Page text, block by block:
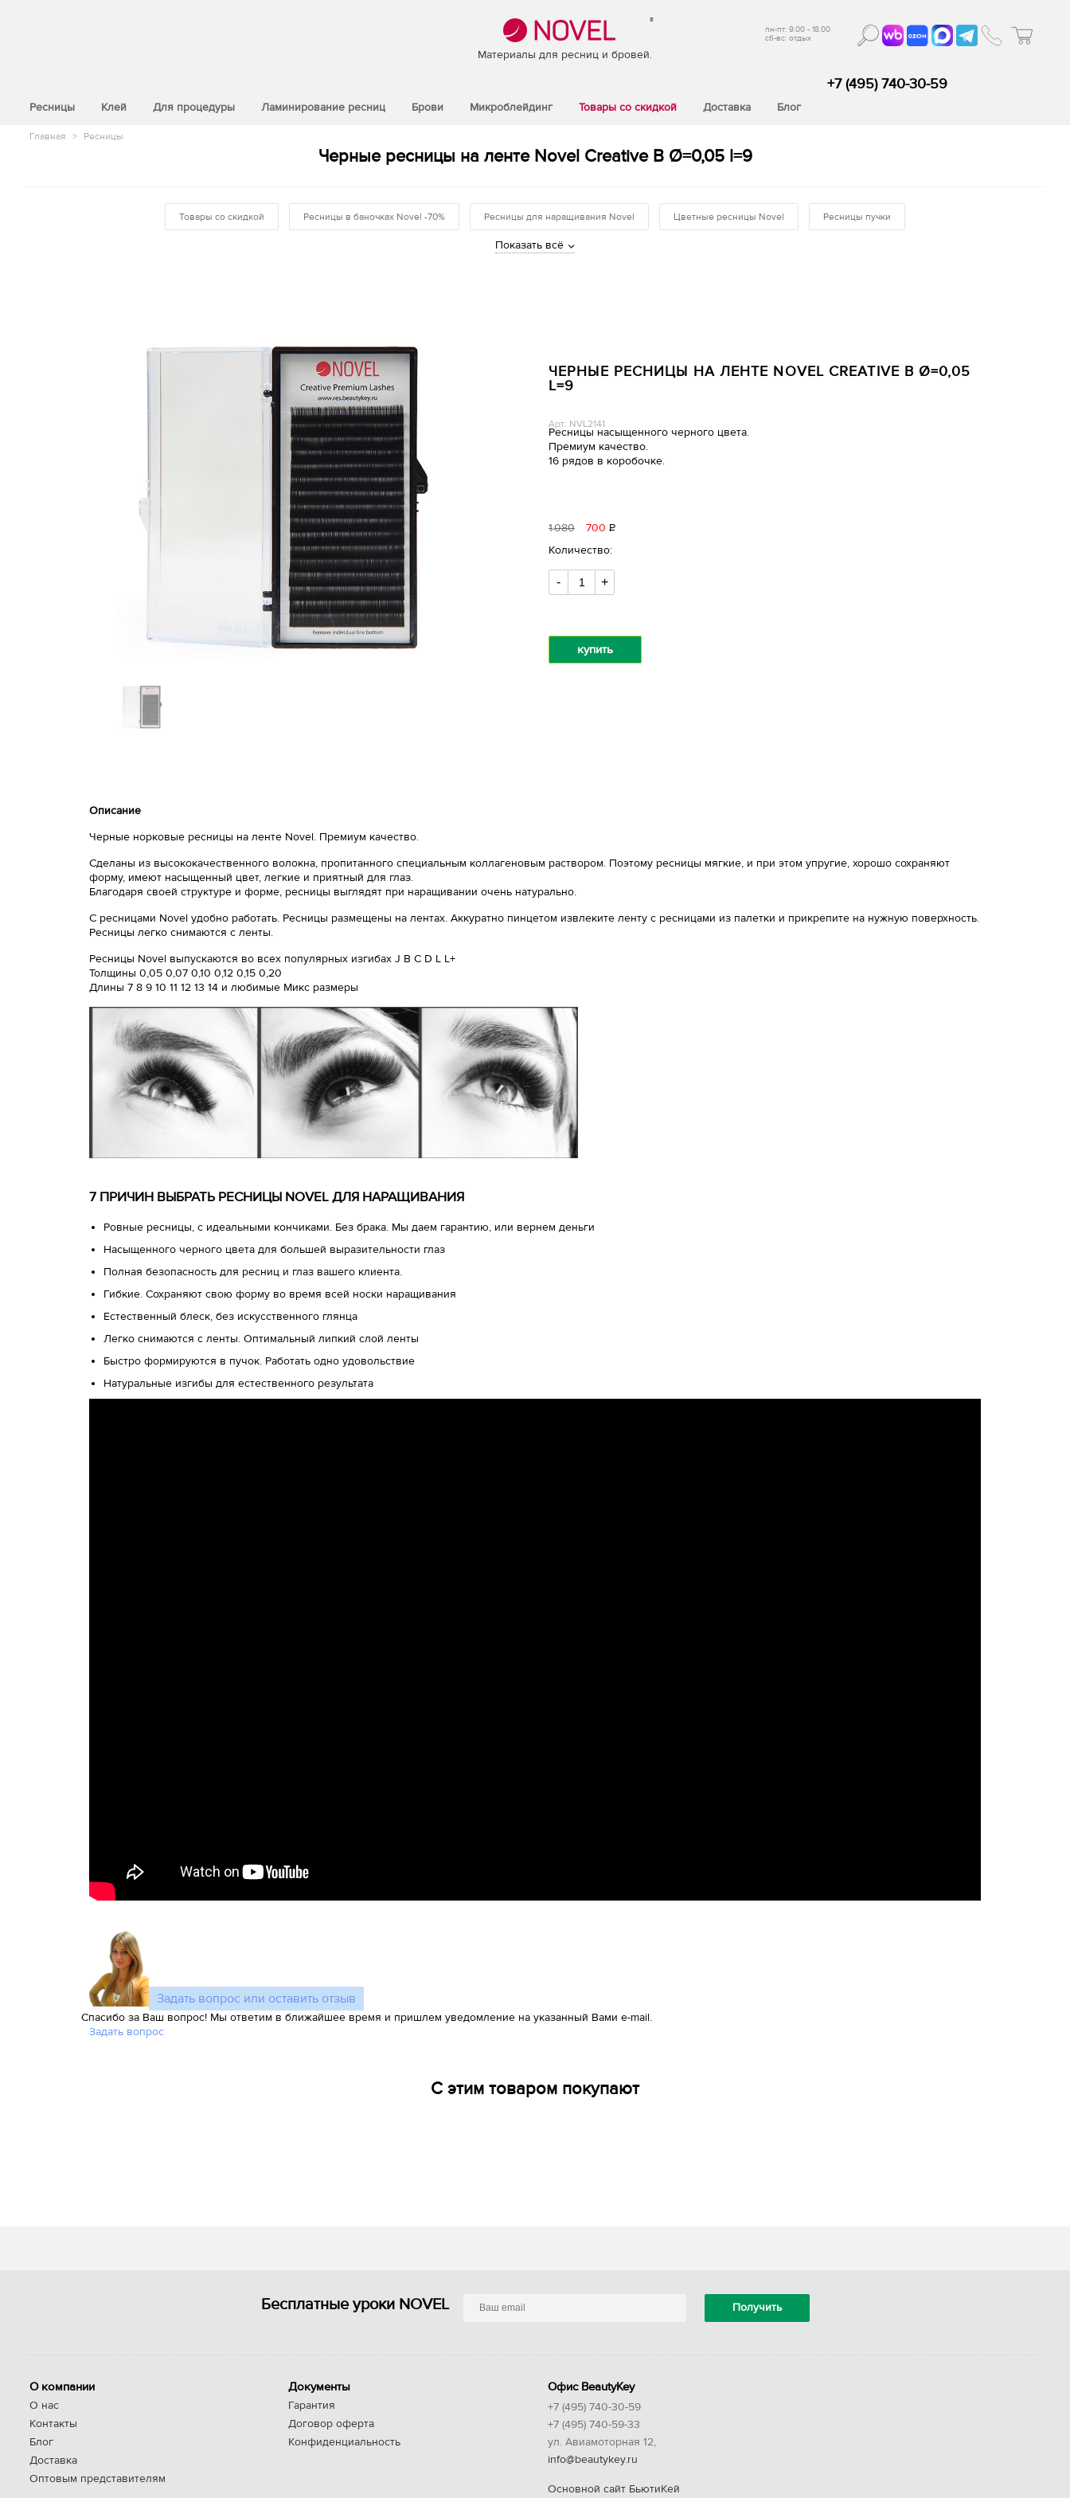
®
Материалы для ресниц и бровей.
пн-пт: 9.00 - 18.00
сб-вс: отдых
Ресницы Клей Для процедуры Ламинирование ресниц Брови Микроблейдинг Товары со скидкой Доставка Блог
+7 (495) 740-30-59
Главная > Ресницы
Черные ресницы на ленте Novel Creative B Ø=0,05 l=9
Товары со скидкой Ресницы в баночках Novel -70% Ресницы для наращивания Novel Цветные ресницы Novel Ресницы пучки
Показать всё
ЧЕРНЫЕ РЕСНИЦЫ НА ЛЕНТЕ NOVEL CREATIVE B Ø=0,05
L=9
Арт: NVL2141
Ресницы насыщенного черного цвета.
Премиум качество.
16 рядов в коробочке.
1080 700 Р
Количество:
- +
купить
Описание
Черные норковые ресницы на ленте Novel. Премиум качество.
Сделаны из высококачественного волокна, пропитанного специальным коллагеновым раствором. Поэтому ресницы мягкие, и при этом упругие, хорошо сохраняют
форму, имеют насыщенный цвет, легкие и приятный для глаз.
Благодаря своей структуре и форме, ресницы выглядят при наращивании очень натурально.
С ресницами Novel удобно работать. Ресницы размещены на лентах. Аккуратно пинцетом извлеките ленту с ресницами из палетки и прикрепите на нужную поверхность.
Ресницы легко снимаются с ленты.
Ресницы Novel выпускаются во всех популярных изгибах J B C D L L+
Толщины 0,05 0,07 0,10 0,12 0,15 0,20
Длины 7 8 9 10 11 12 13 14 и любимые Микс размеры
7 ПРИЧИН ВЫБРАТЬ РЕСНИЦЫ NOVEL ДЛЯ НАРАЩИВАНИЯ
Ровные ресницы, с идеальными кончиками. Без брака. Мы даем гарантию, или вернем деньги
Насыщенного черного цвета для большей выразительности глаз
Полная безопасность для ресниц и глаз вашего клиента.
Гибкие. Сохраняют свою форму во время всей носки наращивания
Естественный блеск, без искусственного глянца
Легко снимаются с ленты. Оптимальный липкий слой ленты
Быстро формируются в пучок. Работать одно удовольствие
Натуральные изгибы для естественного результата
Задать вопрос или оставить отзыв
Спасибо за Ваш вопрос! Мы ответим в ближайшее время и пришлем уведомление на указанный Вами e-mail.
Задать вопрос
С этим товаром покупают
Бесплатные уроки NOVEL
О компании
О нас
Контакты
Блог
Доставка
Оптовым представителям
Документы
Гарантия
Договор оферта
Конфиденциальность
Офис BeautyKey
+7 (495) 740-30-59
+7 (495) 740-59-33
ул. Авиамоторная 12,
info@beautykey.ru
Основной сайт БьютиКей